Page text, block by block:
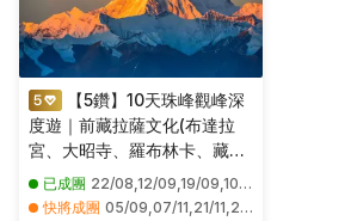
【5鑽】10天珠峰觀峰深
度遊｜前藏拉薩文化(布達拉
宮、大昭寺、羅布林卡、藏族
生活體驗)＋後藏風光(羊卓雍
措、日喀則、扎什倫布寺、卡
已成團 22/08,12/09,19/09,10/10,17/10,24/10,31/10,14/11,19/12,26/12
快將成團 05/09,07/11,21/11,28/11,05/12,12/12